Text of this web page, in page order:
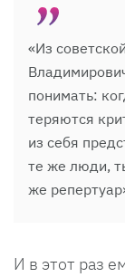
«Из
понимать:
теряются
из себя
те же люди,
же
И в этот раз